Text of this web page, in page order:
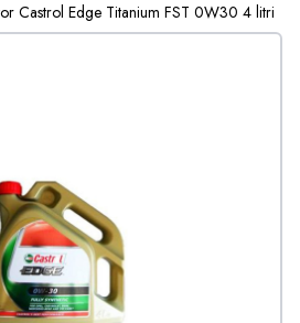
Castrol Edge Titanium FST 0W30 4 litri